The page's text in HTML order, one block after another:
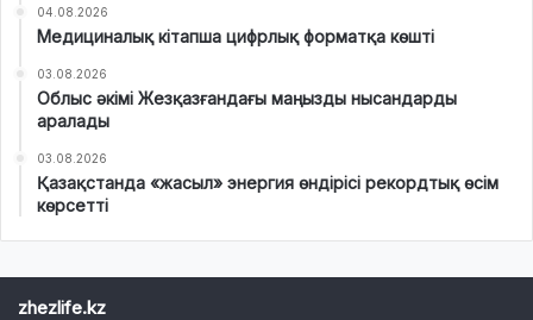
04.08.2026
Медициналық кітапша цифрлық форматқа көшті
03.08.2026
Облыс әкімі Жезқазғандағы маңызды нысандарды
аралады
03.08.2026
Қазақстанда «жасыл» энергия өндірісі рекордтық өсім
көрсетті
zhezlife.kz